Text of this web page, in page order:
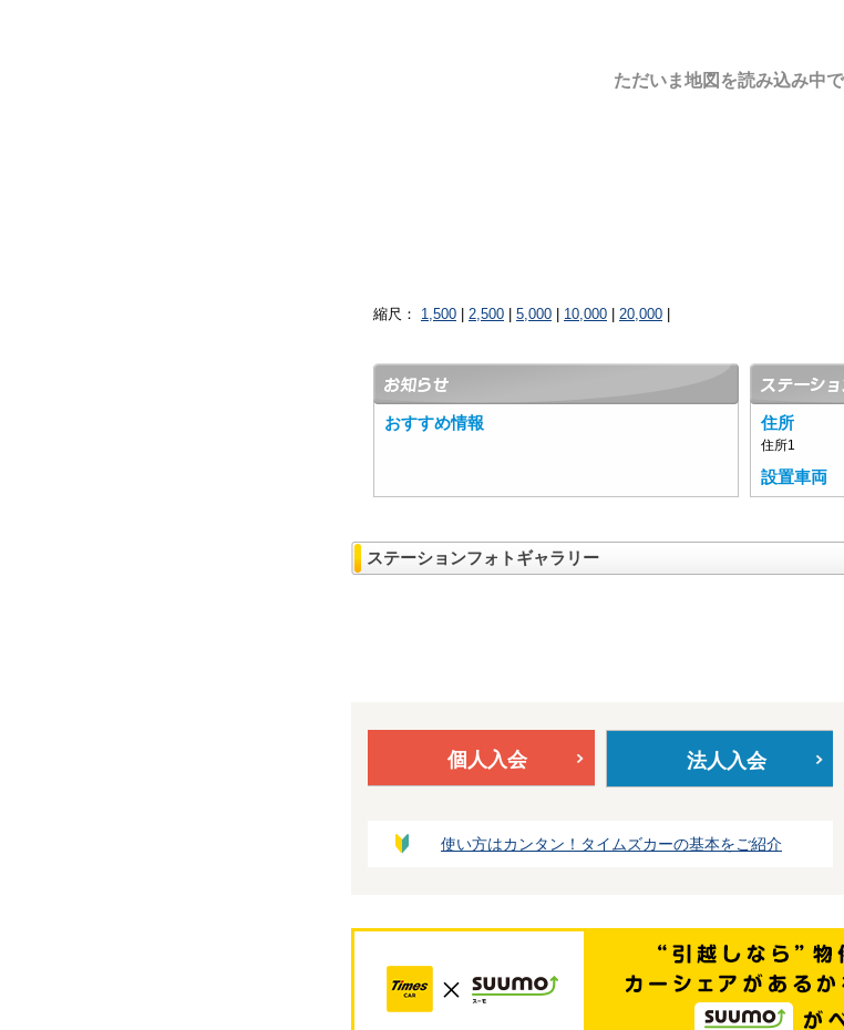
ただいま地図を読み込み中
縮尺： 1,500 2,500 5,000 10,000 20,000
おすすめ情報 住所
住所1
設置車両
ステーションフォトギャラリー
個人入会 法人入会
使い方はカンタン！タイムズカーの基本をご紹介